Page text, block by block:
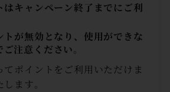
はキャンペーン終了までにご利
トが無効となり、使用ができな
注意ください。
てポイントをご利用いただけま
ます。